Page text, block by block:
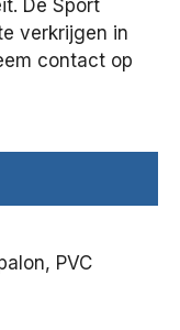
De Sport
verkrijgen in
contact op
PVC